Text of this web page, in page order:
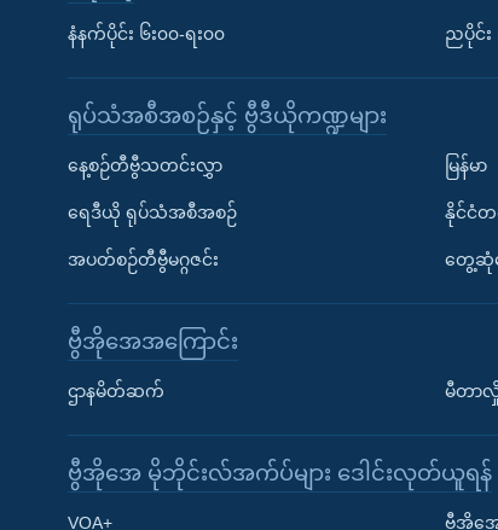
Learning English
နံနက်ပိုင်း ၆း၀၀-ရး၀၀ ညပိုင်း
ရုပ်သံအစီအစဉ်နှင့် ဗွီဒီယိုကဏ္ဍများ
နေ့စဉ်တီဗွီသတင်းလွှာ
ရေဒီယို ရုပ်သံအစီအစဉ်
အပတ်စဉ်တီဗွီမဂ္ဂဇင်း
မြန်မာ
နိုင်ငံ
တွေ့ဆုံမ
ဗွီအိုအေအကြောင်း
ဌာနမိတ်ဆက် မီတာလှို
ဗွီအိုအေ မိုဘိုင်းလ်အက်ပ်များ ဒေါင်းလုတ်ယူရန်
VOA+ ဗွီအိုအ